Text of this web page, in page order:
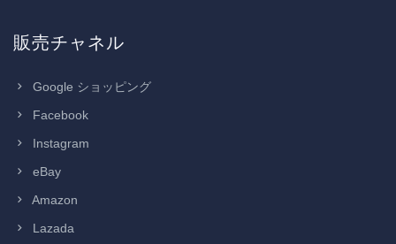
販売チャネル
Google ショッピング
Facebook
Instagram
eBay
Amazon
Lazada